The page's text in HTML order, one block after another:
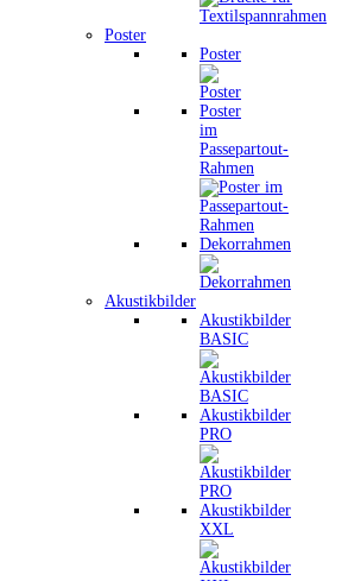
Poster
Poster
Poster
im
Passepartout-
Rahmen
Dekorrahmen
Akustikbilder
Akustikbilder
BASIC
Akustikbilder
PRO
Akustikbilder
XXL